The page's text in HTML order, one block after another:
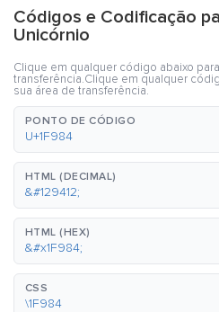
Códigos e Codificação
Unicórnio
Clique em qualquer código abaixo
transferência.Clique em qualquer
sua área de transferência.
PONTO DE CÓDIGO
U+1F984
HTML (DECIMAL)
&#129412;
HTML (HEX)
&#x1F984;
CSS
\1F984